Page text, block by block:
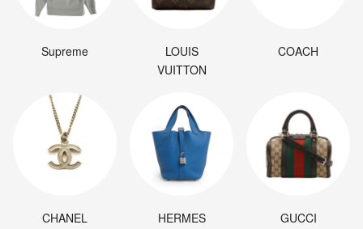
Supreme
LOUIS
VUITTON
COACH
CHANEL HERMES GUCCI